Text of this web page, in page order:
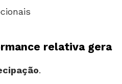
relativa gera
.